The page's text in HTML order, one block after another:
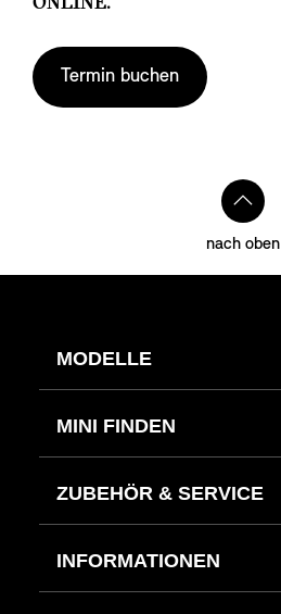
Termin buchen
nach oben
MODELLE
MINI FINDEN
ZUBEHÖR & SERVICE
INFORMATIONEN